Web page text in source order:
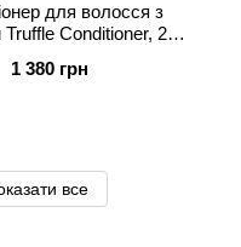
для волосся з
Conditioner, 250
1 380 грн
все